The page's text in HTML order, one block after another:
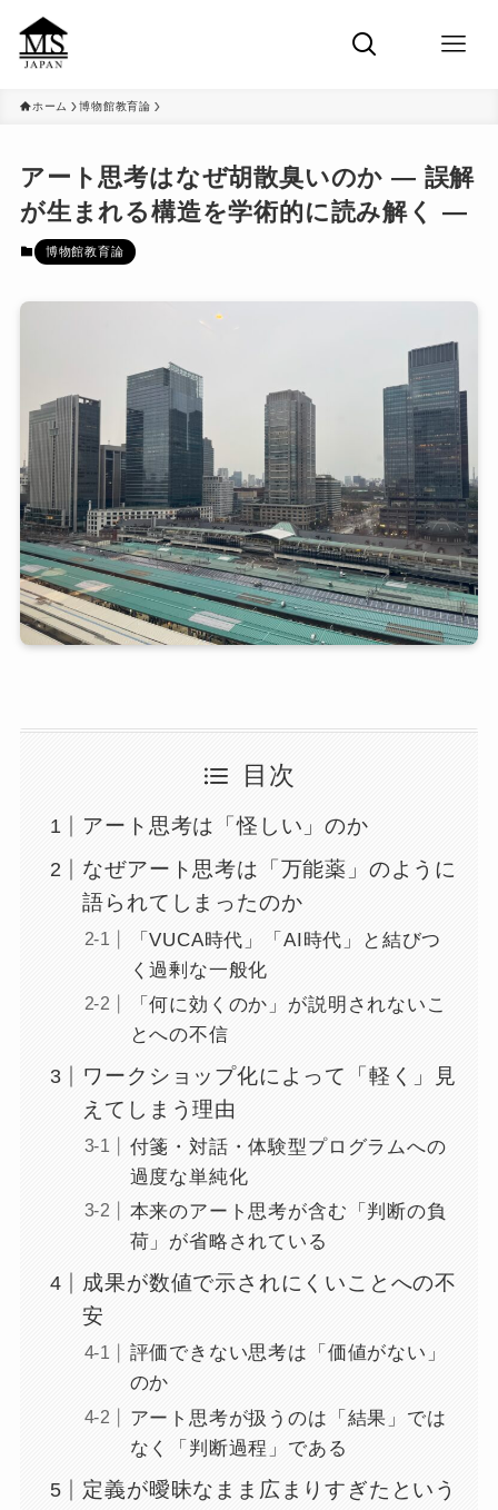
ホーム 博物館教育論
アート思考はなぜ胡散臭いのか ― 誤解
が生まれる構造を学術的に読み解く ―
博物館教育論
目次
アート思考は「怪しい」のか
なぜアート思考は「万能薬」のように
語られてしまったのか
「VUCA時代」「AI時代」と結びつ
く過剰な一般化
「何に効くのか」が説明されないこ
とへの不信
ワークショップ化によって「軽く」見
えてしまう理由
付箋・対話・体験型プログラムへの
過度な単純化
本来のアート思考が含む「判断の負
荷」が省略されている
成果が数値で示されにくいことへの不
安
評価できない思考は「価値がない」
のか
アート思考が扱うのは「結果」では
なく「判断過程」である
定義が曖昧なまま広まりすぎたという